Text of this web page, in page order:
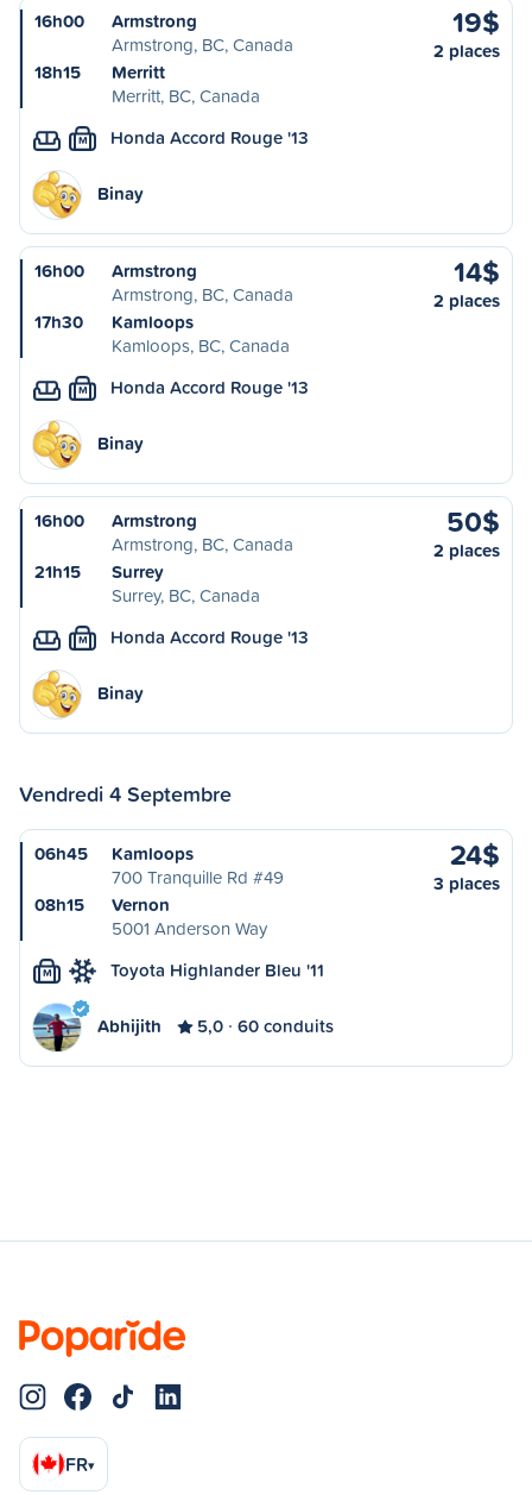
16h00
Armstrong
Armstrong, BC, Canada
18h15
Merritt
Merritt, BC, Canada
19$
2 places
M Honda Accord Rouge '13
Binay
16h00
Armstrong
Armstrong, BC, Canada
17h30
Kamloops
Kamloops, BC, Canada
14$
2 places
M Honda Accord Rouge '13
Binay
16h00
Armstrong
Armstrong, BC, Canada
21h15
Surrey
Surrey, BC, Canada
50$
2 places
M Honda Accord Rouge '13
Binay
Vendredi 4 Septembre
06h45
Kamloops
700 Tranquille Rd #49
08h15
Vernon
5001 Anderson Way
24$
3 places
M Toyota Highlander Bleu '11
Abhijith 5,0 60 conduits
FR▾